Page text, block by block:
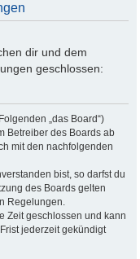
dir und dem
geschlossen:
„das Board“)
Betreiber des Boards ab
mit den nachfolgenden
bist, so darfst du
des Boards gelten
Regelungen.
Zeit geschlossen und kann
jederzeit gekündigt